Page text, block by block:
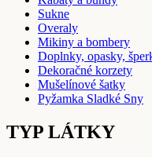
Sukne
Overaly
Mikiny a bombery
Doplnky, opasky,
Dekoračné korzety
Mušelínové šatky
Pyžamka Sladké Sny
TYP LÁTKY